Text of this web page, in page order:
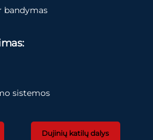
bandymas
sistemos
Dujinių katilų dalys